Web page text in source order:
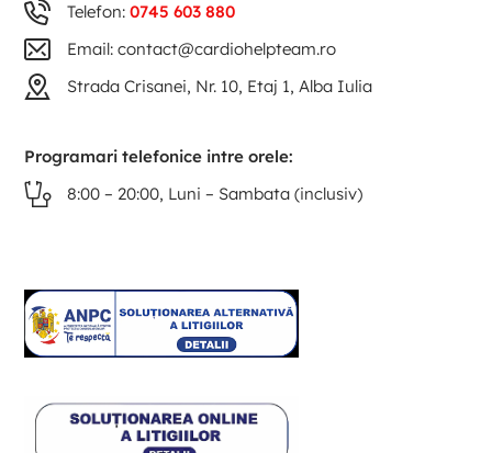
Telefon:0745 603 880
Email: contact@cardiohelpteam.ro
Strada Crisanei, Nr. 10, Etaj 1, Alba Iulia
Programari telefonice intre orele:
8:00 – 20:00, Luni – Sambata (inclusiv)